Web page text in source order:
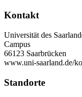
Kontakt
Universität des
Campus
66123 Saarbrücken
www.uni-saarland.de/
Standorte